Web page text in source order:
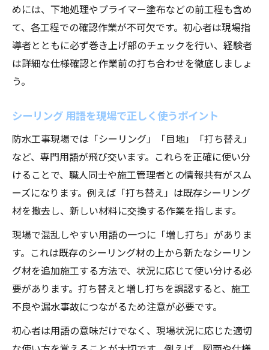
めには、下地処理やプライマー塗布などの前工程も含め
て、各工程での確認作業が不可欠です。初心者は現場指
導者とともに必ず巻き上げ部のチェックを行い、経験者
は詳細な仕様確認と作業前の打ち合わせを徹底しましょ
う。
シーリング 用語を現場で正しく使うポイント
防水工事現場では「シーリング」「目地」「打ち替え」
など、専門用語が飛び交います。これらを正確に使い分
けることで、職人同士や施工管理者との情報共有がスム
ーズになります。例えば「打ち替え」は既存シーリング
材を撤去し、新しい材料に交換する作業を指します。
現場で混乱しやすい用語の一つに「増し打ち」がありま
す。これは既存のシーリング材の上から新たなシーリン
グ材を追加施工する方法で、状況に応じて使い分ける必
要があります。打ち替えと増し打ちを誤認すると、施工
不良や漏水事故につながるため注意が必要です。
初心者は用語の意味だけでなく、現場状況に応じた適切